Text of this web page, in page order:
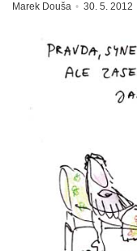
Marek Douša 30. 5. 2012